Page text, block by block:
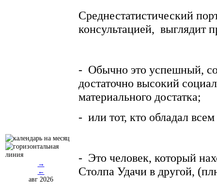
→
←
авг 2026
Среднестатистический
консультацией, выглядит
- Обычно это успешный,
достаточно высокий
материального достатка;
- или тот, кто обладал
- Это человек, который
Столпа Удачи в другой,